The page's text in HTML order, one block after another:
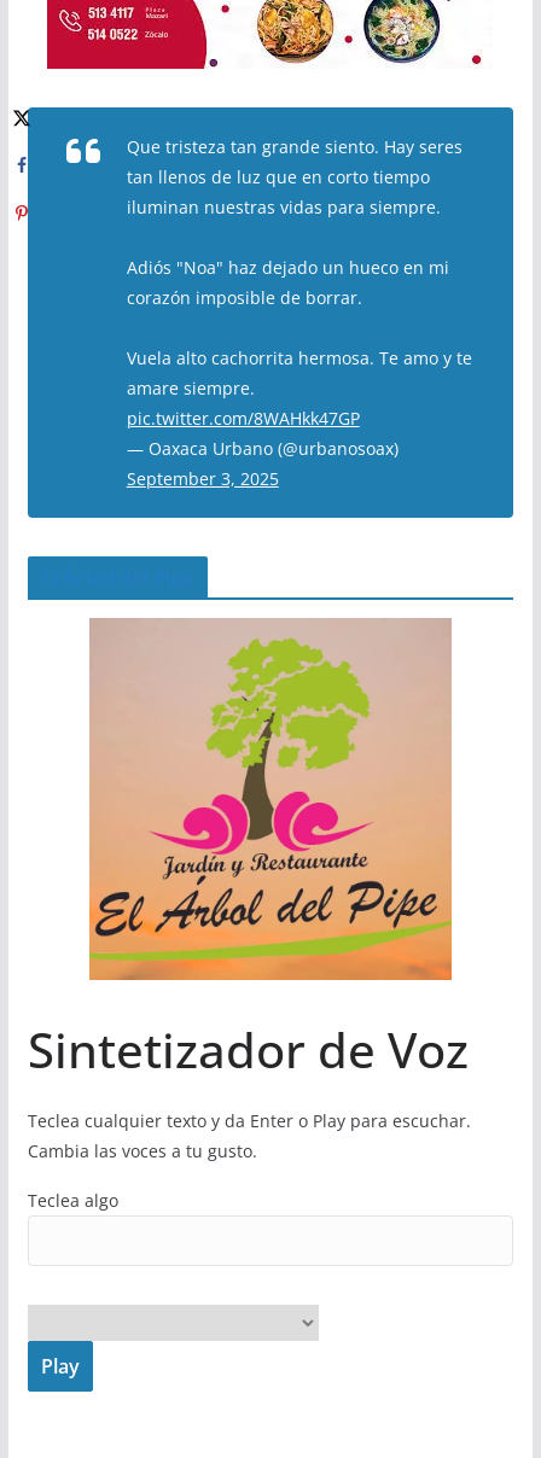
Que tristeza tan grande siento. Hay seres
tan llenos de luz que en corto tiempo
iluminan nuestras vidas para siempre.
Adiós "Noa" haz dejado un hueco en mi
corazón imposible de borrar.
Vuela alto cachorrita hermosa. Te amo y te
amare siempre.
pic.twitter.com/8WAHkk47GP
— Oaxaca Urbano (@urbanosoax)
September 3, 2025
Sintetizador de Voz
Teclea cualquier texto y da Enter o Play para escuchar.
Cambia las voces a tu gusto.
Teclea algo
Play